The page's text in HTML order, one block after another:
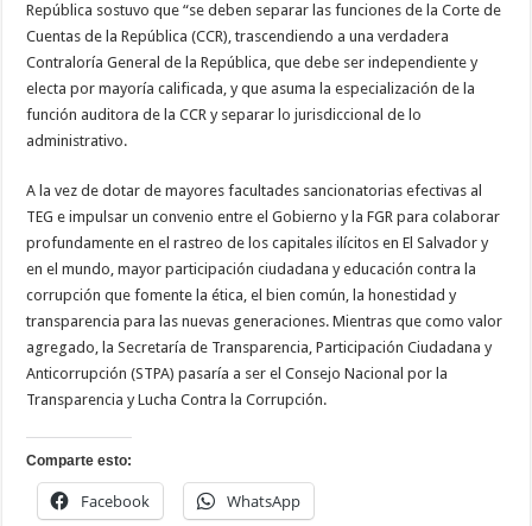
República sostuvo que “se deben separar las funciones de la Corte de
Cuentas de la República (CCR), trascendiendo a una verdadera
Contraloría General de la República, que debe ser independiente y
electa por mayoría calificada, y que asuma la especialización de la
función auditora de la CCR y separar lo jurisdiccional de lo
administrativo.
A la vez de dotar de mayores facultades sancionatorias efectivas al
TEG e impulsar un convenio entre el Gobierno y la FGR para colaborar
profundamente en el rastreo de los capitales ilícitos en El Salvador y
en el mundo, mayor participación ciudadana y educación contra la
corrupción que fomente la ética, el bien común, la honestidad y
transparencia para las nuevas generaciones. Mientras que como valor
agregado, la Secretaría de Transparencia, Participación Ciudadana y
Anticorrupción (STPA) pasaría a ser el Consejo Nacional por la
Transparencia y Lucha Contra la Corrupción.
Comparte esto:
Facebook WhatsApp